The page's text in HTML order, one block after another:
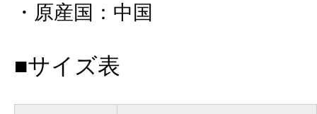
原産国 ： 中国
■サイズ表